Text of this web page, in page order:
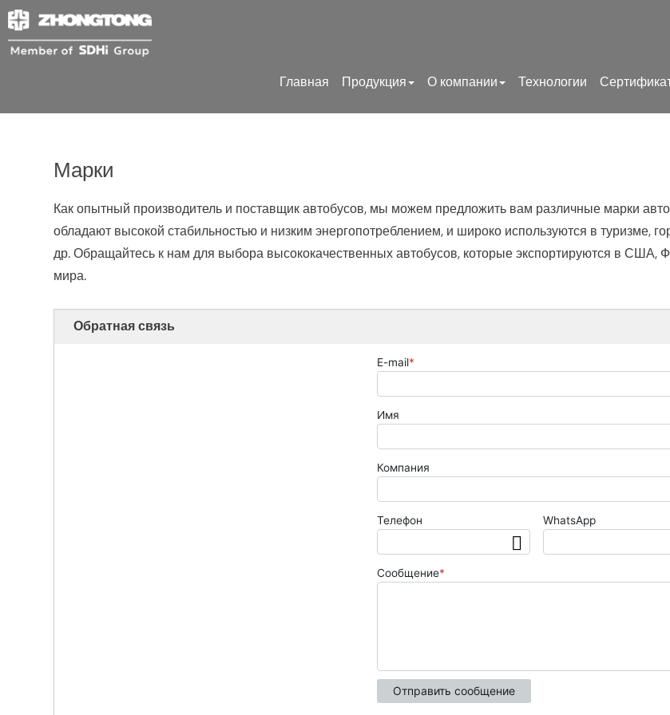
Главная Продукция О компании Технологии
Марки
Как опытный производитель и поставщик автобусов, мы можем предложить вам различные марки
обладают высокой стабильностью и низким энергопотреблением, и широко используются в туризме,
др. Обращайтесь к нам для выбора высококачественных автобусов, которые экспортируются в США,
мира.
Обратная связь